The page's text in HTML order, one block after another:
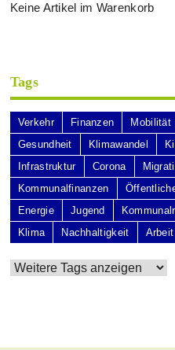
Keine Artikel im Warenkorb
Tags
Verkehr Finanzen Mobilität
Gesundheit
Klimawandel
Infrastruktur
Corona
Kommunalfinanzen
Energie
Jugend
Klima
Nachhaltigkeit Arbeit